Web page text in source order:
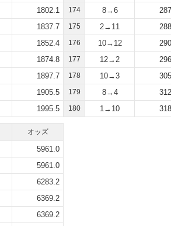
1802.1
1837.7
1852.4
1874.8
1897.7
1905.5
1995.5
174 8→6
175 2→11
176 10→12
177 12→2
178 10→3
179 8→4
180 1→10
オッズ
5961.0
5961.0
6283.2
6369.2
6369.2